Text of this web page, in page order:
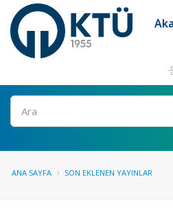
Ara
ANA SAYFA SON EKLENEN YAYINLAR